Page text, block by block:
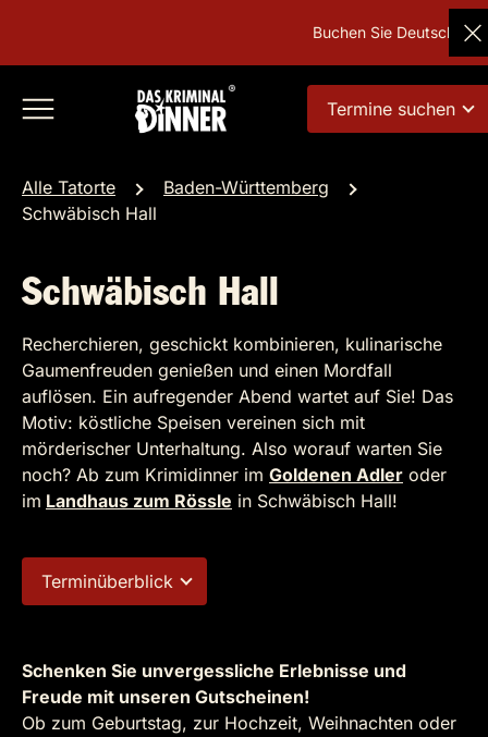
Buchen Sie Deutschlands
Termine suchen
Alle Tatorte
Baden-Württemberg
Schwäbisch Hall
Schwäbisch Hall
Recherchieren, geschickt kombinieren, kulinarische
Gaumenfreuden genießen und einen Mordfall
auflösen. Ein aufregender Abend wartet auf Sie! Das
Motiv: köstliche Speisen vereinen sich mit
mörderischer Unterhaltung. Also worauf warten Sie
noch? Ab zum Krimidinner im Goldenen Adler oder
im Landhaus zum Rössle in Schwäbisch Hall!
Terminüberblick
Schenken Sie unvergessliche Erlebnisse und
Freude mit unseren Gutscheinen!
Ob zum Geburtstag, zur Hochzeit, Weihnachten oder